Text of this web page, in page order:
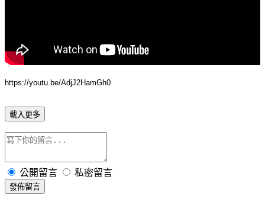
https://youtu.be/AdjJ2HamGh0
載入更多
公開留言 私密留言
發佈留言